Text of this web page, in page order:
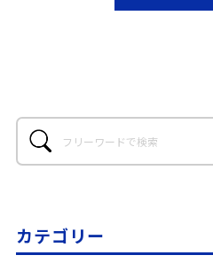
カテゴリー